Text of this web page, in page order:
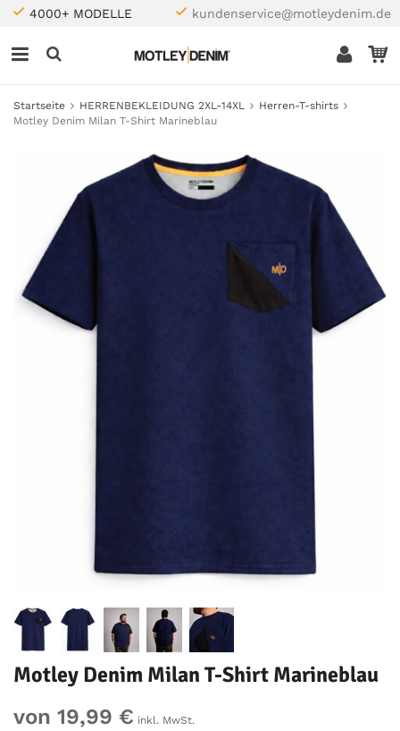
4000+ MODELLE kundenservice@motleydenim.de
Startseite HERRENBEKLEIDUNG 2XL-14XL
Herren-T-shirts
Motley Denim Milan T-Shirt Marineblau
Motley Denim Milan T-Shirt Marineblau
von 19,99 € inkl. MwSt.